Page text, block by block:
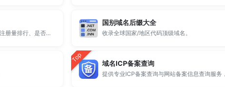
全球 500 个热门域名后缀排名，展示注册量排行、是否可备案、适用范围与用途简介，帮助企业与个人在 2025 年快速选择合适的顶级域名。
国别域名后缀大全
收录全球国家/地区代码顶级域名。
Top 域名ICP备案查询